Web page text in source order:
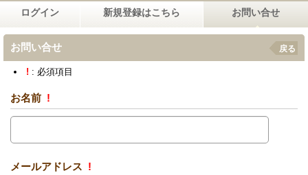
ログイン 新規登録はこちら お問い合せ
お問い合せ 戻る
! : 必須項目
お名前 !
メールアドレス !